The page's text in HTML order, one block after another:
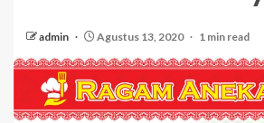
admin Agustus 13, 2020 1 min read